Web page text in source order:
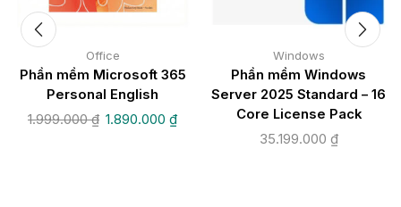
Office
Phần mềm Microsoft 365
Personal English
1.999.000₫ 1.890.000 ₫
Windows
Phần mềm Windows
Server 2025 Standard – 16
Core License Pack
35.199.000 ₫